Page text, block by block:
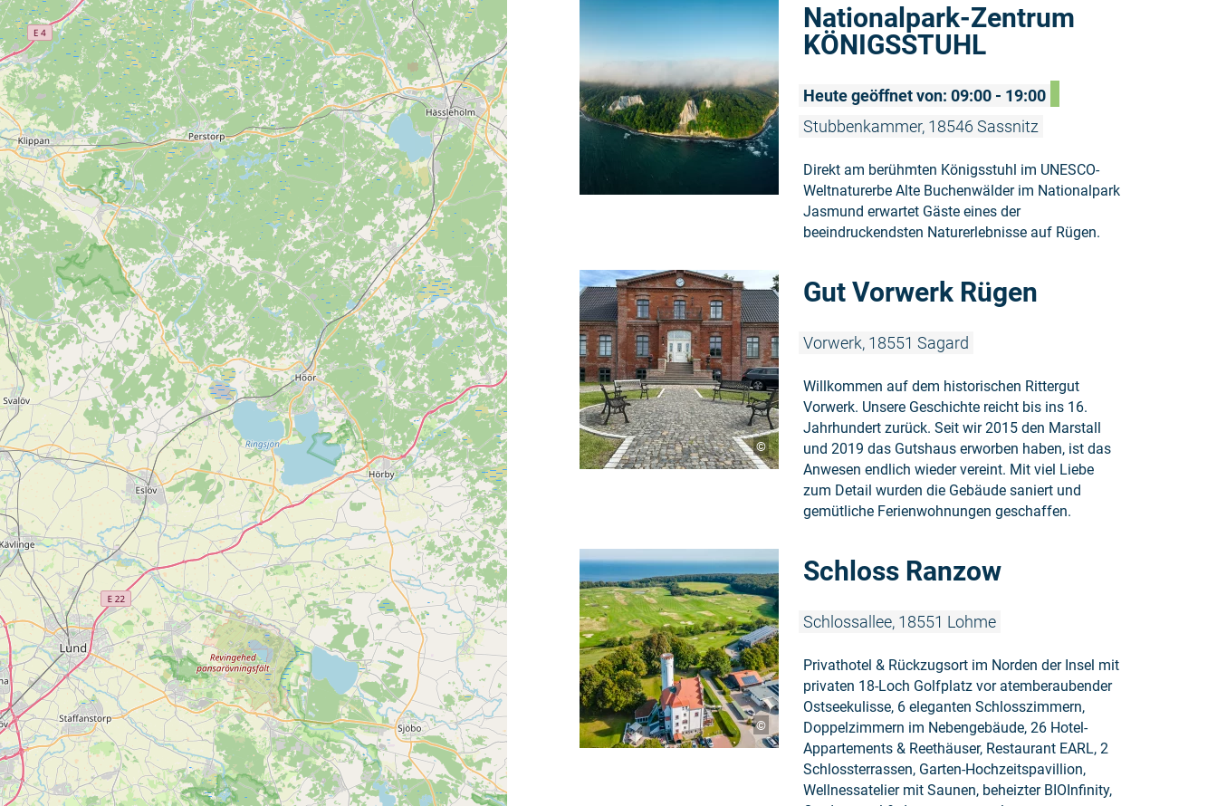
Nationalpark-Zentrum
KÖNIGSSTUHL
Heute geöffnet von: 09:00 - 19:00
Stubbenkammer, 18546 Sassnitz
Direkt am berühmten Königsstuhl im UNESCO-
Weltnaturerbe Alte Buchenwälder im Nationalpark
Jasmund erwartet Gäste eines der
beeindruckendsten Naturerlebnisse auf Rügen.
©
Gut Vorwerk Rügen
Vorwerk, 18551 Sagard
Willkommen auf dem historischen Rittergut
Vorwerk. Unsere Geschichte reicht bis ins 16.
Jahrhundert zurück. Seit wir 2015 den Marstall
und 2019 das Gutshaus erworben haben, ist das
Anwesen endlich wieder vereint. Mit viel Liebe
zum Detail wurden die Gebäude saniert und
gemütliche Ferienwohnungen geschaffen.
©
Schloss Ranzow
Schlossallee, 18551 Lohme
Privathotel & Rückzugsort im Norden der Insel mit
privaten 18-Loch Golfplatz vor atemberaubender
Ostseekulisse, 6 eleganten Schlosszimmern,
Doppelzimmern im Nebengebäude, 26 Hotel-
Appartements & Reethäuser, Restaurant EARL, 2
Schlossterrassen, Garten-Hochzeitspavillion,
Wellnessatelier mit Saunen, beheizter BIOInfinity,